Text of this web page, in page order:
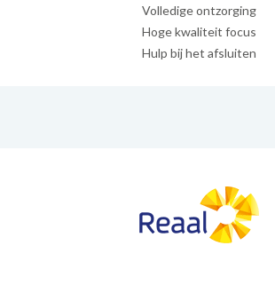
Volledige ontzorging
Hoge kwaliteit focus
Hulp bij het afsluiten